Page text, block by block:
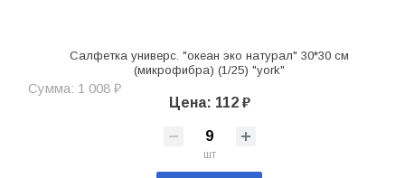
Салфетка универс. "океан эко натурал" 30*30 см
(микрофибра) (1/25) "york"
Сумма: 1 008 ₽
Цена: 112 ₽
шт